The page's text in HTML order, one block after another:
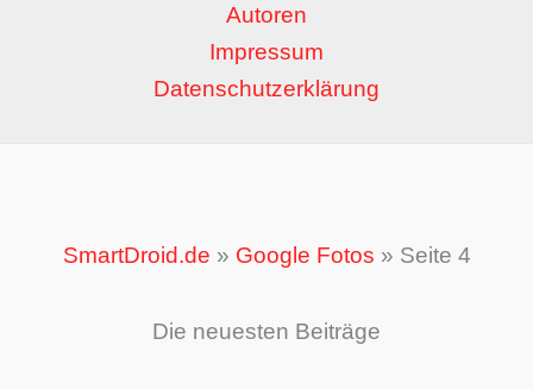
Autoren
Impressum
Datenschutzerklärung
SmartDroid.de » Google Fotos » Seite 4
Die neuesten Beiträge